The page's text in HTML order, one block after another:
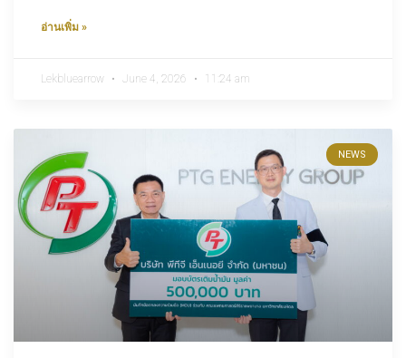
อ่านเพิ่ม »
Lekbluearrow June 4, 2026 11:24 am
NEWS